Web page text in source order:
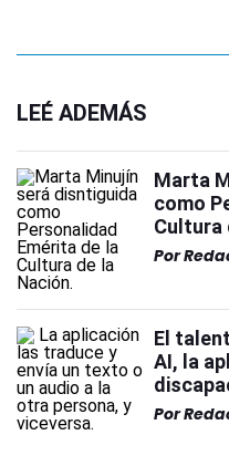
LEÉ ADEMÁS
Marta
como
Cultura
Por
El
AI, la
Por